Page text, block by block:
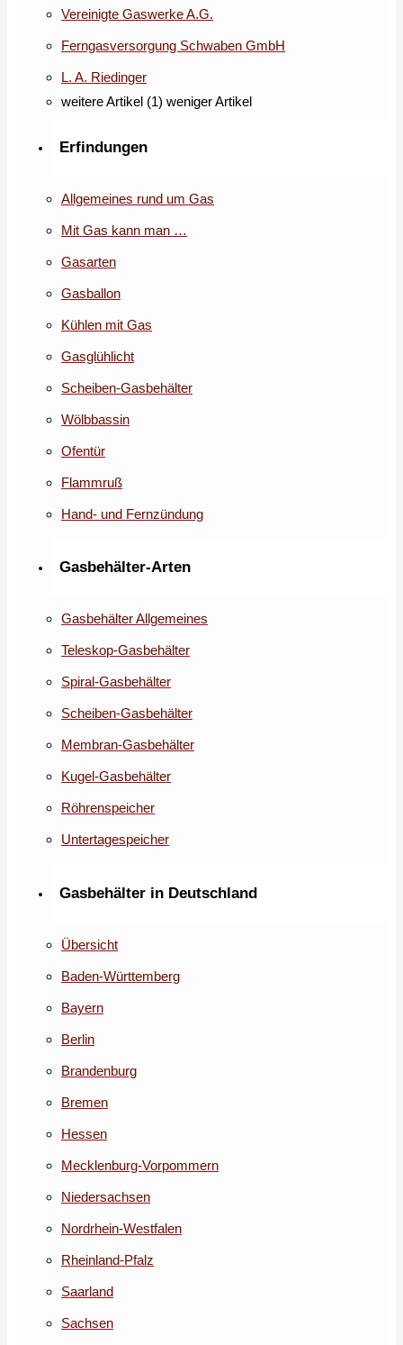
Vereinigte Gaswerke A.G.
Ferngasversorgung Schwaben GmbH
L. A. Riedinger
weitere Artikel (1) weniger Artikel
Erfindungen
Allgemeines rund um Gas
Mit Gas kann man …
Gasarten
Gasballon
Kühlen mit Gas
Gasglühlicht
Scheiben-Gasbehälter
Wölbbassin
Ofentür
Flammruß
Hand- und Fernzündung
Gasbehälter-Arten
Gasbehälter Allgemeines
Teleskop-Gasbehälter
Spiral-Gasbehälter
Scheiben-Gasbehälter
Membran-Gasbehälter
Kugel-Gasbehälter
Röhrenspeicher
Untertagespeicher
Gasbehälter in Deutschland
Übersicht
Baden-Württemberg
Bayern
Berlin
Brandenburg
Bremen
Hessen
Mecklenburg-Vorpommern
Niedersachsen
Nordrhein-Westfalen
Rheinland-Pfalz
Saarland
Sachsen